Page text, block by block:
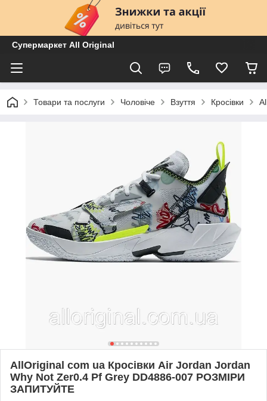
Супермаркет All Original
Товари та послуги Чоловіче Взуття Кросівки
AllOriginal com ua Кросівки Air Jordan Jordan
Why Not Zer0.4 Pf Grey DD4886-007 РОЗМІРИ
ЗАПИТУЙТЕ